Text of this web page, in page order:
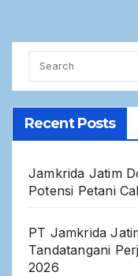
Recent Posts
Jamkrida Jatim
Potensi Petani
PT Jamkrida
Tandatangani
2026